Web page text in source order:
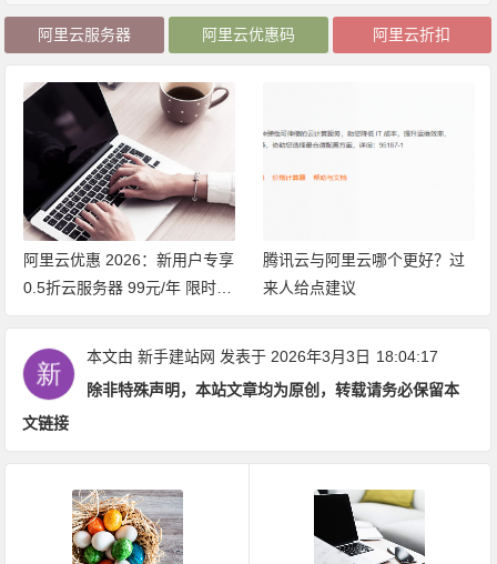
阿里云服务器 阿里云优惠码 阿里云折扣
腾讯云与阿里云哪个更好？过
来人给点建议
阿里云COM续费涨价，使用优
惠口令只需60一年【亲测有
效】
本文由新手建站网 发表于 2026年3月3日 18:04:17
除非特殊声明，本站文章均为原创，转载请务必保留本
文链接